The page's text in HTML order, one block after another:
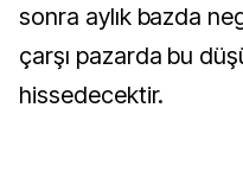
sonra aylık bazda
çarşı pazarda bu
hissedecektir.